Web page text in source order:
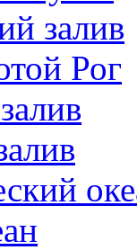
залив
Рог